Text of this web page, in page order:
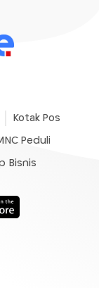
Kotak Pos
Peduli
Bisnis